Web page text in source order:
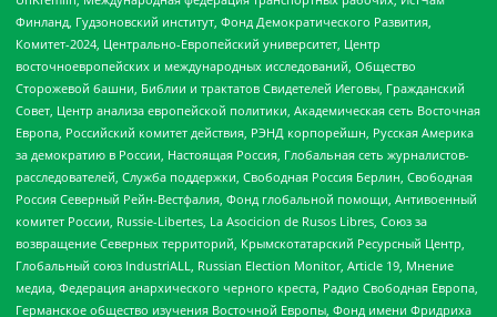
Финланд, Гудзоновский институт, Фонд Демократического Развития,
Комитет-2024, Центрально-Европейский университет, Центр
восточноевропейских и международных исследований, Общество
Сторожевой башни, Библии и трактатов Свидетелей Иеговы, Гражданский
Совет, Центр анализа европейской политики, Академическая сеть Восточная
Европа, Российский комитет действия, РЭНД корпорейшн, Русская Америка
за демократию в России, Настоящая Россия, Глобальная сеть журналистов-
расследователей, Служба поддержки, Свободная Россия Берлин, Свободная
Россия Северный Рейн-Вестфалия, Фонд глобальной помощи, Антивоенный
комитет России, Russie-Libertes, La Asocicion de Rusos Libres, Союз за
возвращение Северных территорий, Крымскотатарский Ресурсный Центр,
Глобальный союз IndustriALL, Russian Election Monitor, Article 19, Мнение
медиа, Федерация анархического черного креста, Радио Свободная Европа,
Германское общество изучения Восточной Европы, Фонд имени Фридриха